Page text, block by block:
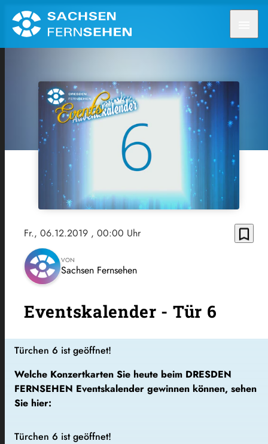
Fr., 06.12.2019 , 00:00 Uhr bookmark_border
VON
Sachsen Fernsehen
Eventskalender - Tür 6
Türchen 6 ist geöffnet!
Welche Konzertkarten Sie heute beim DRESDEN
FERNSEHEN Eventskalender gewinnen können, sehen
Sie hier:
Türchen 6 ist geöffnet!